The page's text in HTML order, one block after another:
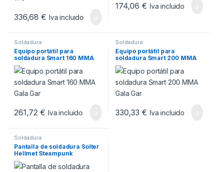
336,68€ Iva incluido
174,06€ Iva incluido
Soldadura
Equipo portátil para
soldadura Smart 160 MMA
Gala Gar
261,72€ Iva incluido
Soldadura
Equipo portátil para
soldadura Smart 200 MMA
Gala Gar
330,33€ Iva incluido
Soldadura
Pantalla de soldadura Solter
Hellmet Steampunk